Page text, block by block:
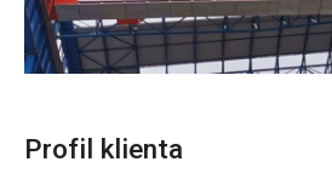
Profil klienta